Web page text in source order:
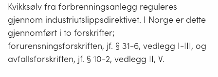
bruk
av
farlige
stoffer»
går
strøm
gjennom.
Strømkilden
er
Kvikksølv fra forbrenningsanlegg reguleres
gjennom industriutslippsdirektivet. I Norge er dette
gjennomført i to forskrifter;
forurensningsforskriften, jf. § 31-6, vedlegg I-III, og
avfallsforskriften, jf. § 10-2, vedlegg II, V.